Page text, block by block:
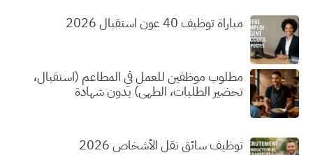
مباراة توظيف 40 عون استقبال 2026
مطلوب موظفين للعمل في المطاعم (استقبال،
تحضير الطلبات، الطهي) بدون شهادة
توظيف سائق نقل الأشخاص 2026